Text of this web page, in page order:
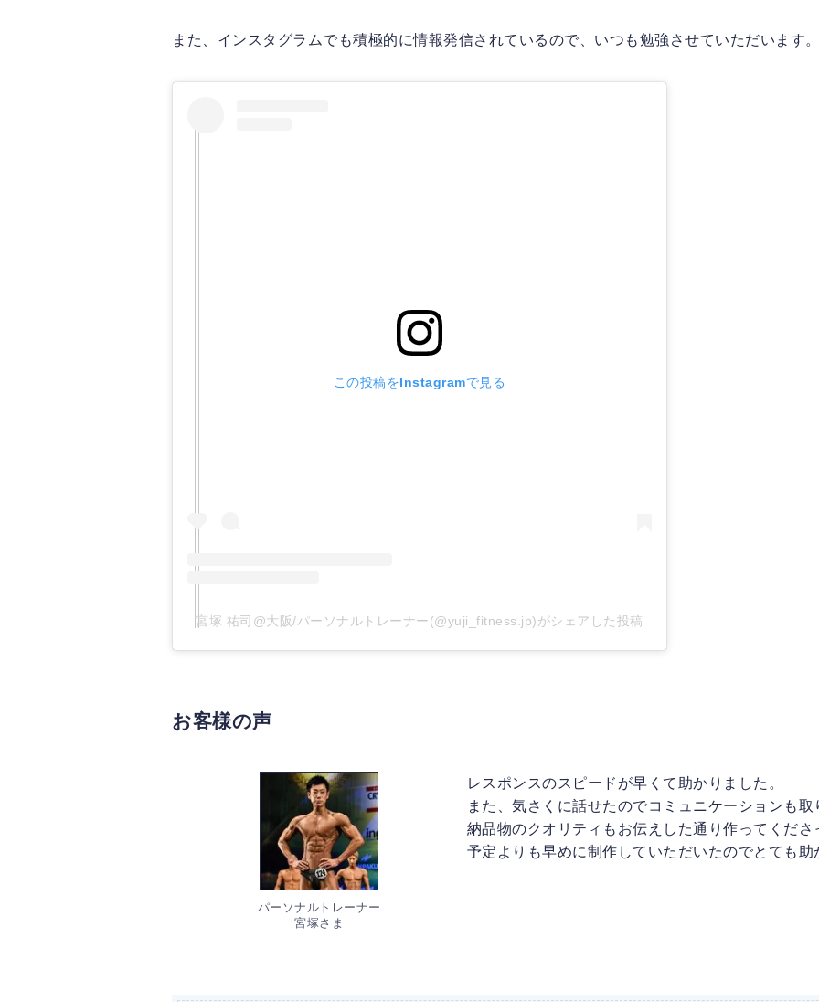
また、インスタグラムでも積極的に情報発信されているので、いつも勉強させていただいます。
この投稿をInstagramで見る
宮塚 祐司@大阪/パーソナルトレーナー(@yuji_fitness.jp)がシェアした投稿
お客様の声
パーソナルトレーナー
宮塚さま
レスポンスのスピードが早くて助かりました。
また、気さくに話せたのでコミュニケーションも取
納品物のクオリティもお伝えした通り作ってくださ
予定よりも早めに制作していただいたのでとても助